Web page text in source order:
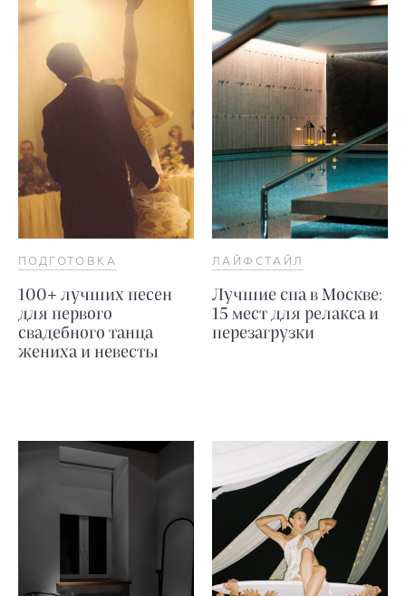
ПОДГОТОВКА
100+ лучших песен
для первого
свадебного танца
жениха и невесты
ЛАЙФСТАЙЛ
Лучшие спа в Москве:
15 мест для релакса и
перезагрузки